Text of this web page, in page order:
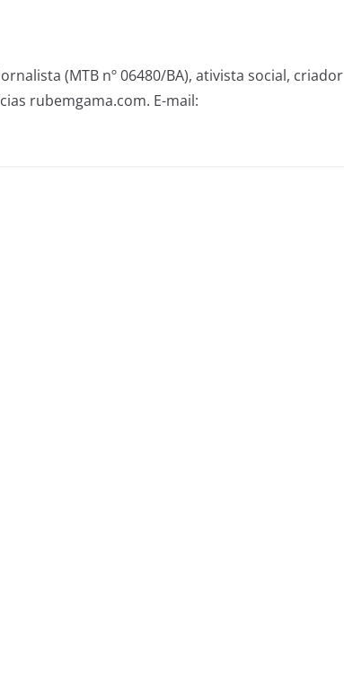
(MTB nº 06480/BA), ativista social, criador
rubemgama.com. E-mail: